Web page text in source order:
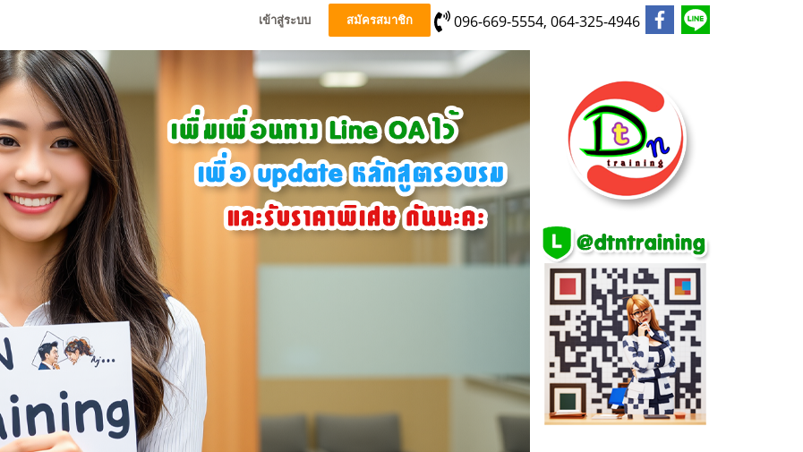
เข้าสู่ระบบ สมัครสมาชิก 096-669-5554, 064-325-4946